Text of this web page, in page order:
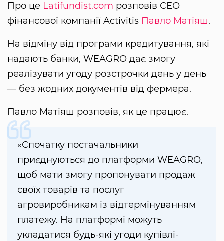
Про це Latifundist.com розповів СЕО
фінансової компанії Activitis Павло Матіяш.
На відміну від програми кредитування, які
надають банки, WEAGRO дає змогу
реалізувати угоду розстрочки день у день
— без жодних документів від фермера.
Павло Матіяш розповів, як це працює.
«Спочатку постачальники
приєднуються до платформи WEAGRO,
щоб мати змогу пропонувати продаж
своїх товарів та послуг
агровиробникам із відтермінуванням
платежу. На платформі можуть
укладатися будь-які угоди купівлі-